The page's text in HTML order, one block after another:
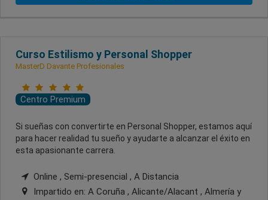
Curso Estilismo y Personal Shopper
MasterD Davante Profesionales
Centro Premium
Si sueñas con convertirte en Personal Shopper, estamos aquí
para hacer realidad tu sueño y ayudarte a alcanzar el éxito en
esta apasionante carrera.
Online , Semi-presencial , A Distancia
Impartido en: A Coruña , Alicante/Alacant , Almería y